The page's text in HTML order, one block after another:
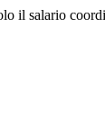
il salario